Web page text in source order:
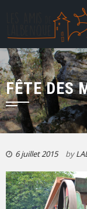
FÊTE DES
6 juillet 2015 by